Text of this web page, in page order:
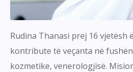
Rudina Thanasi prej 16 vjetësh
kontribute të veçanta në
kozmetike, venerologjisë.